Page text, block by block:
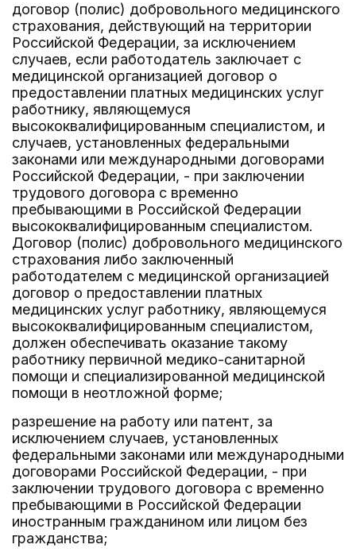
договор (полис) добровольного медицинского
страхования, действующий на территории
Российской Федерации, за исключением
случаев, если работодатель заключает с
медицинской организацией договор о
предоставлении платных медицинских услуг
работнику, являющемуся
высококвалифицированным специалистом, и
случаев, установленных федеральными
законами или международными договорами
Российской Федерации, - при заключении
трудового договора с временно
пребывающими в Российской Федерации
высококвалифицированным специалистом.
Договор (полис) добровольного медицинского
страхования либо заключенный
работодателем с медицинской организацией
договор о предоставлении платных
медицинских услуг работнику, являющемуся
высококвалифицированным специалистом,
должен обеспечивать оказание такому
работнику первичной медико-санитарной
помощи и специализированной медицинской
помощи в неотложной форме;
разрешение на работу или патент, за
исключением случаев, установленных
федеральными законами или международными
договорами Российской Федерации, - при
заключении трудового договора с временно
пребывающими в Российской Федерации
иностранным гражданином или лицом без
гражданства;